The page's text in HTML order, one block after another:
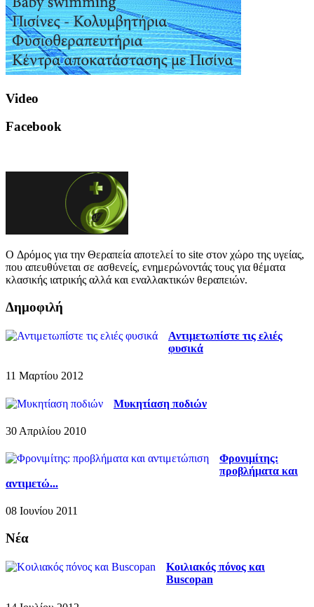
Video
Facebook
O Δρόμος για την Θεραπεία αποτελεί το site στον χώρο της υγείας,
που απευθύνεται σε ασθενείς, ενημερώνοντάς τους για θέματα
κλασικής ιατρικής αλλά και εναλλακτικών θεραπειών.
Δημοφιλή
Αντιμετωπίστε τις ελιές
φυσικά
11 Μαρτίου 2012
Μυκητίαση ποδιών
30 Απριλίου 2010
Φρονιμίτης:
προβλήματα και
αντιμετώ...
08 Ιουνίου 2011
Νέα
Κοιλιακός πόνος και
Buscopan